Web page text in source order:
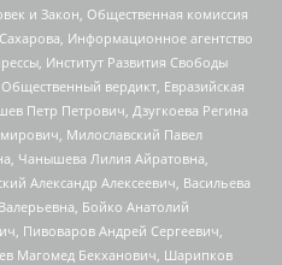
и Закон, Общественная комиссия
Информационное агентство
Институт Развития Свободы
вердикт, Евразийская
Петр Петрович, Дзугкоева Регина
Милославский Павел
Чанышева Лилия Айратовна,
Александр Алексеевич, Васильева
Бойко Анатолий
Пивоваров Андрей Сергеевич,
Магомед Бекханович, Шарипков